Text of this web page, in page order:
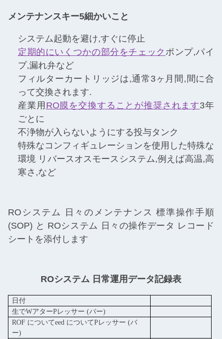
メンテナンスキー5細かいこと
システム起動を避け,すぐに停止
定期的にいくつかの部分をチェック ポンプ,パイ
プ,漏れ弁など
フィルターカートリッジは,通常3ヶ月間,間に合
って交換されます.
産業用 RO膜を交換することが推奨されます3年
ごとに
不浄物が入らないようにする投与タンク
特殊なコンフィギュレーションを使用した特殊な
環境 リバースオスモースシステム,例えば高温,高
寒さ,など
ROシステム 日々のメンテナンス 標準操作手順
(SOP) と ROシステム 日々の操作データ レコード
シートを添付します
ROシステム 日常運用データ記録表
日付
生でWアターPレッサー (バー)
ROF についてeed についてPレッサー (バ
ー)